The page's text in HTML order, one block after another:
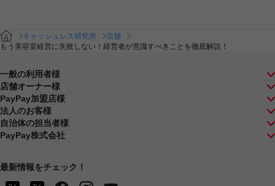
キャッシュレス研究所
店舗
もう美容室経営に失敗しない！経営者が意識すべきことを徹底解説！
一般の利用者様
店舗オーナー様
PayPay加盟店様
法人のお客様
自治体の担当者様
PayPay株式会社
最新情報をチェック！